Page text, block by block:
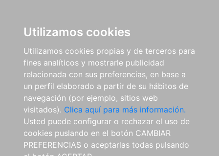
Utilizamos cookies
Utilizamos cookies propias y de terceros para
fines analíticos y mostrarle publicidad
relacionada con sus preferencias, en base a
un perfil elaborado a partir de su hábitos de
navegación (por ejemplo, sitios web
visitados). Clica aquí para más información.
Usted puede configurar o rechazar el uso de
cookies puslando en el botón CAMBIAR
PREFERENCIAS o aceptarlas todas pulsando